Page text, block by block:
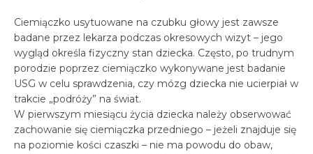
Ciemiączko usytuowane na czubku głowy jest zawsze
badane przez lekarza podczas okresowych wizyt – jego
wygląd określa fizyczny stan dziecka. Często, po trudnym
porodzie poprzez ciemiączko wykonywane jest badanie
USG w celu sprawdzenia, czy mózg dziecka nie ucierpiał w
trakcie „podróży” na świat.
W pierwszym miesiącu życia dziecka należy obserwować
zachowanie się ciemiączka przedniego – jeżeli znajduje się
na poziomie kości czaszki – nie ma powodu do obaw,